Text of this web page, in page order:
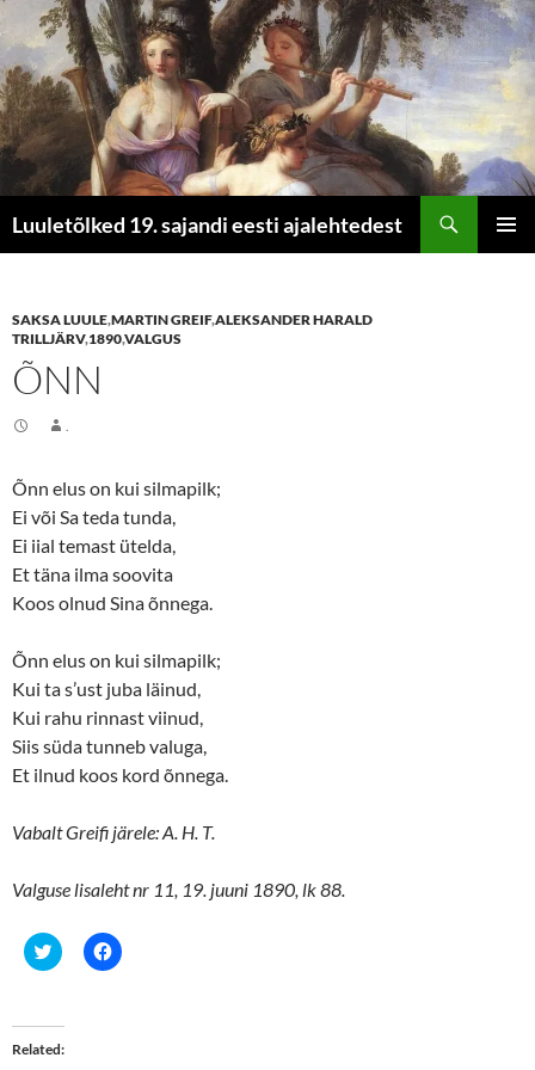
Luuletõlked 19. sajandi eesti ajalehtedest
SAKSA LUULE,MARTIN GREIF,ALEKSANDER HARALD
TRILLJÄRV,1890,VALGUS
ÕNN
Õnn elus on kui silmapilk;
Ei või Sa teda tunda,
Ei iial temast ütelda,
Et täna ilma soovita
Koos olnud Sina õnnega.
Õnn elus on kui silmapilk;
Kui ta s’ust juba läinud,
Kui rahu rinnast viinud,
Siis süda tunneb valuga,
Et ilnud koos kord õnnega.
Vabalt Greifi järele: A. H. T.
Valguse lisaleht nr 11, 19. juuni 1890, lk 88.
C
l
t
o
s
C
l
Related